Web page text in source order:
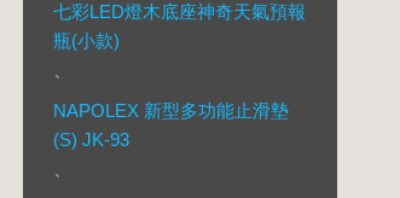
七彩LED燈木底座神奇天氣預報
瓶(小款)
NAPOLEX 新型多功能止滑墊
(S) JK-93